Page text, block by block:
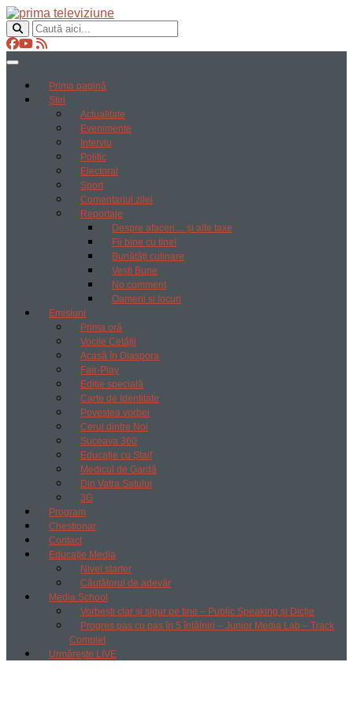
Prima pagină
Știri
Actualitate
Evenimente
Interviu
Politic
Electoral
Sport
Comentariul zilei
Reportaje
Despre afaceri… și alte taxe
Fii bine cu tine!
Bunătăți culinare
Vești Bune
No comment
Oameni si locuri
Emisiuni
Prima oră
Vocile Cetății
Acasă în Diaspora
Fair-Play
Ediție specială
Carte de Identitate
Povestea vorbei
Cerul dintre Noi
Suceava 360
Educație cu Ștaif
Medicul de Gardă
Din Vatra Satului
3G
Program
Chestionar
Contact
Educație Media
Nivel starter
Căutătorul de adevăr
Media School
Vorbești clar și sigur pe tine – Public Speaking și Dicție
Progres pas cu pas în 5 întâlniri – Junior Media Lab – Track
Complet
Urmărește LIVE